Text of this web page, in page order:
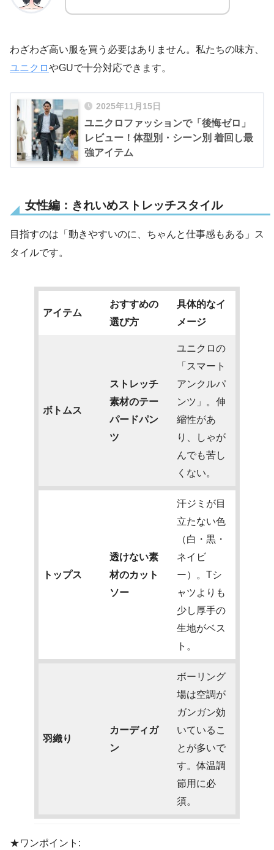
わざわざ高い服を買う必要はありません。私たちの味方、
ユニクロやGUで十分対応できます。
2025年11月15日
ユニクロファッションで「後悔ゼロ」
レビュー！体型別・シーン別 着回し最
強アイテム
女性編：きれいめストレッチスタイル
目指すのは「動きやすいのに、ちゃんと仕事感もある」ス
タイルです。
アイテム
おすすめの
選び方
具体的なイ
メージ
ボトムス
ストレッチ
素材のテー
パードパン
ツ
ユニクロの
「スマート
アンクルパ
ンツ」。伸
縮性があ
り、しゃが
んでも苦し
くない。
トップス
透けない素
材のカット
ソー
汗ジミが目
立たない色
（白・黒・
ネイビ
ー）。Tシ
ャツよりも
少し厚手の
生地がベス
ト。
羽織り
カーディガ
ン
ボーリング
場は空調が
ガンガン効
いているこ
とが多いで
す。体温調
節用に必
須。
★ワンポイント: